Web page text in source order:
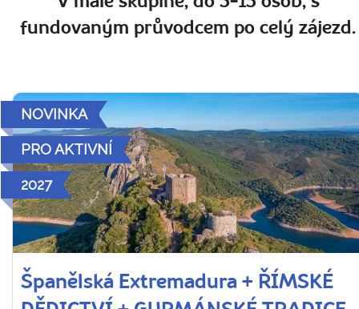
fundovaným průvodcem po celý zájezd.
NOVINKA
PRO AKTIVNÍ
2027
Španělská Extremadura + ŘÍMSKÉ